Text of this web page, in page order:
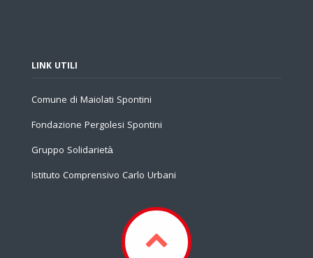
LINK UTILI
Comune di Maiolati Spontini
Fondazione Pergolesi Spontini
Gruppo Solidarietà
Istituto Comprensivo Carlo Urbani